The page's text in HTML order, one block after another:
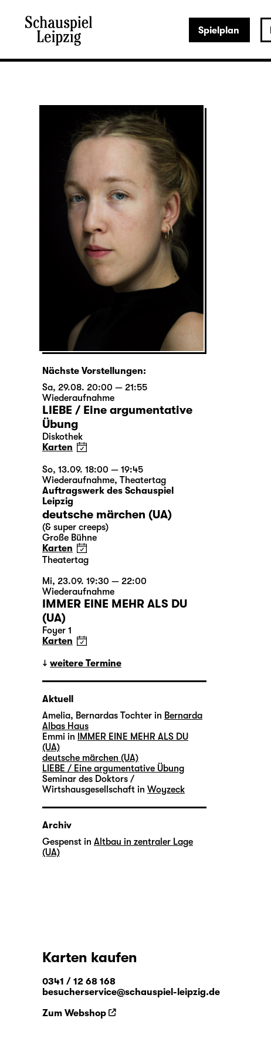
Spielplan
Nächste Vorstellungen:
Sa, 29.08. 20:00 — 21:55
Wiederaufnahme
LIEBE / Eine argumentative
Übung
Diskothek
Karten
So, 13.09. 18:00 — 19:45
Wiederaufnahme, Theatertag
Auftragswerk des Schauspiel
Leipzig
deutsche märchen (UA)
(& super creeps)
Große Bühne
Karten
Theatertag
Mi, 23.09. 19:30 — 22:00
Wiederaufnahme
IMMER EINE MEHR ALS DU
(UA)
Foyer 1
Karten
weitere Termine
Aktuell
Amelia, Bernardas Tochter in Bernarda
Albas Haus
Emmi in
IMMER EINE MEHR ALS DU
(UA)
deutsche märchen (UA)
LIEBE / Eine argumentative Übung
Seminar des Doktors /
Wirtshausgesellschaft in Woyzeck
Archiv
Gespenst in Altbau in zentraler Lage
(UA)
Karten kaufen
0341 / 12 68 168
besucherservice@schauspiel-leipzig.de
Zum Webshop